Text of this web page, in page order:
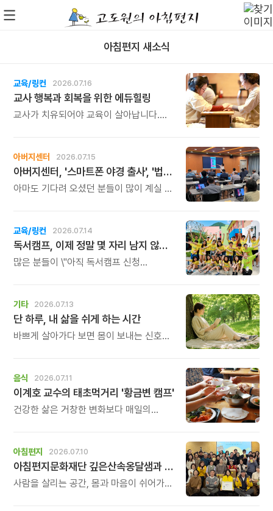
아침편지 새소식
교육/링컨 2026.07.16
교사 행복과 회복을 위한 에듀힐링
교사가 치유되어야 교육이 살아납니다.
교육의 중심에 있는 나 자신을 돌보고
회복하는 시간입니다. 누군가를 가르치기
위해 애써온 시간만큼, 이제는 자신을 위한
쉼과 치유의 시간을 선물해 보시기
아버지센터 2026.07.15
아버지센터, '스마트폰 야경 출사', '법인사용설명서', '유튜브 숏츠 영상 만들기' 강좌 신청하세요
아마도 기다려 오셨던 분들이 많이 계실 것
알려드립니다.
교육/링컨 2026.07.14
독서캠프, 이제 정말 몇 자리 남지 않았습니다.
많은 분들이 \"아직 독서캠프 신청
하지만 이제는 정말 남은 자리가 얼마 남지
않았습니다.
기타 2026.07.13
단 하루, 내 삶을 쉬게 하는 시간
바쁘게 살아가다 보면 몸이 보내는 신호도,
\'조금 쉬어야 하는데...\' 생각만 하다가
다시 일상으로 돌아가는 날들이 반복되곤
하지요. 하루명상은 멀리 떠나는 여행도,
거창한 결심도 필요하지 않습니다.
음식 2026.07.11
이계호 교수의 태초먹거리 '황금변 캠프'
건강한 삶은 거창한 변화보다 매일의
생활은 작은 습관에서 시작됩니다.
유퀴즈에서 많은 관심을 받은 이계호
교수와 함께하는 태초먹거리 황금변 캠프
아침편지 2026.07.10
아침편지문화재단 깊은산속옹달샘과 함께할 가족을 찾습니다.
사람을 살리는 공간, 몸과 마음이 쉬어가는